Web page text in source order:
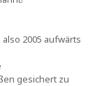
2005 aufwärts
gesichert zu